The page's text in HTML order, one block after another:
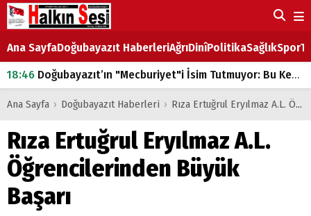
Ana SayfaDoğubayazıt HaberleriAğrıDinîPolitikaSağlıkSpor
18:46 Doğubayazıt’ın "Mecburiyet"i İsim Tutmuyor: Bu Kez de Mem u Zîn Oldu!
07:53Doğubayazıt’ta Ekmek Fiyatlarına Zam
Doğubayazıt'ta çocukların sırtındaki ağır yük
07:00 DEVLET ve HÜKÜMET
18:29ÇARŞI CADDESİ YAZ BOZ TAHTASI
Ana Sayfa › Doğubayazıt Haberleri › Rıza Ertuğrul Eryılmaz A.L. Öğrencilerinden Büyük Başarı
Rıza Ertuğrul Eryılmaz A.L.
Öğrencilerinden Büyük
Başarı